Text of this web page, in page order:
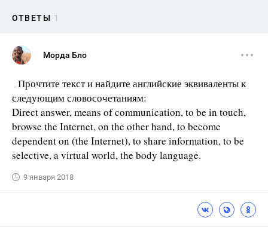
ОТВЕТЫ 1
Морда Бло
Прочтите текст и найдите английские эквиваленты к
следующим словосочетаниям:
Direct answer, means of communication, to be in touch,
browse the Internet, on the other hand, to become
dependent on (the Internet), to share information, to be
selective, a virtual world, the body language.
9 января 2018